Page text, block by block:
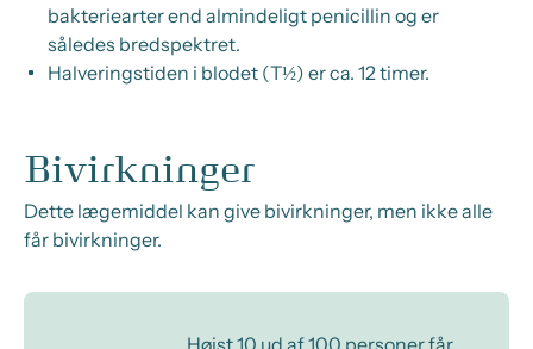
bakteriearter end almindeligt penicillin og er
således bredspektret.
Halveringstiden i blodet (T½) er ca. 12 timer.
Bivirkninger
Dette lægemiddel kan give bivirkninger, men ikke alle
får bivirkninger.
Højst 10 ud af 100 personer får